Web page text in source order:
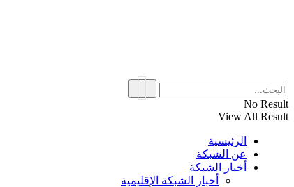
No Result
View All Result
الرئيسية
عن الشبكة
أخبار الشبكة
أخبار الشبكة الإقليمية